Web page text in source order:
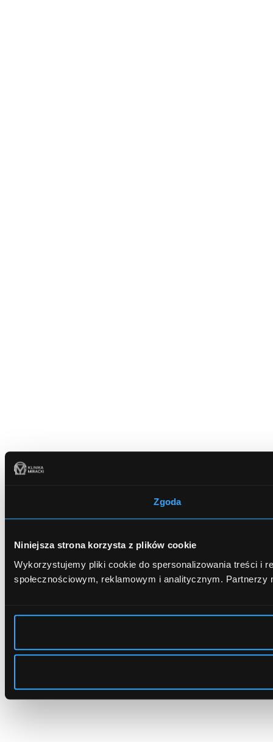
Zgoda
Niniejsza strona korzysta z plików cookie
Wykorzystujemy pliki cookie do spersonalizowania treści i
społecznościowym, reklamowym i analitycznym. Partnerzy